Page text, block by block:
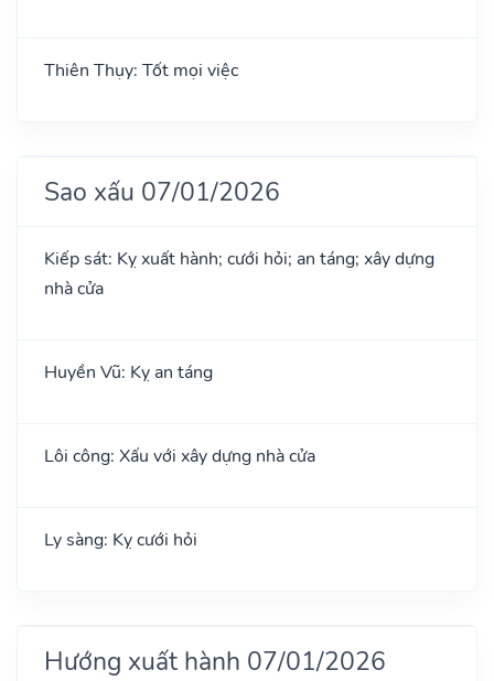
Thiên Thụy: Tốt mọi việc
Sao xấu 07/01/2026
Kiếp sát: Kỵ xuất hành; cưới hỏi; an táng; xây dựng
nhà cửa
Huyền Vũ: Kỵ an táng
Lôi công: Xấu với xây dựng nhà cửa
Ly sàng: Kỵ cưới hỏi
Hướng xuất hành 07/01/2026